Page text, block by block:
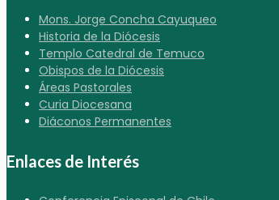
Mons. Jorge Concha Cayuqueo
Historia de la Diócesis
Templo Catedral de Temuco
Obispos de la Diócesis
Áreas Pastorales
Curia Diocesana
Diáconos Permanentes
Enlaces de Interés